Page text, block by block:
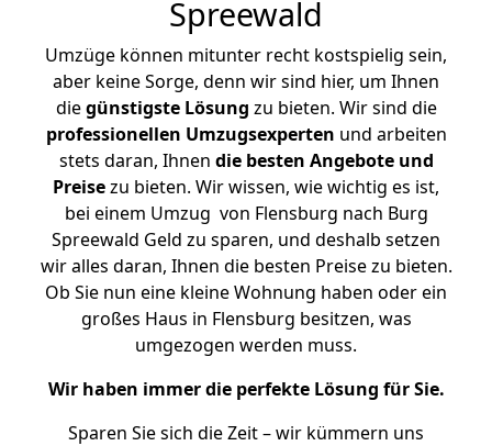
Spreewald
Umzüge können mitunter recht kostspielig sein,
aber keine Sorge, denn wir sind hier, um Ihnen
diegünstigste Lösung zu bieten. Wir sind die
professionellen Umzugsexperten und arbeiten
stets daran, Ihnen die besten Angebote und
Preisezu bieten. Wir wissen, wie wichtig es ist,
bei einem Umzug von Flensburg nach Burg
Spreewald Geld zu sparen, und deshalb setzen
wir alles daran, Ihnen die besten Preise zu bieten.
Ob Sie nun eine kleine Wohnung haben oder ein
großes Haus in Flensburg besitzen, was
umgezogen werden muss.
Wir haben immer die perfekte Lösung für Sie.
Sparen Sie sich die Zeit – wir kümmern uns